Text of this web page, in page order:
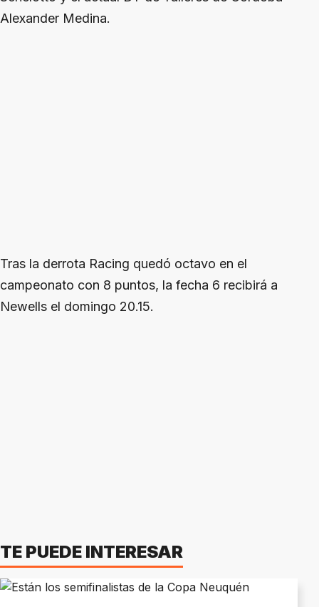
Alexander Medina.
Tras la derrota Racing quedó octavo en el
campeonato con 8 puntos, la fecha 6 recibirá a
Newells el domingo 20.15.
TE PUEDE INTERESAR